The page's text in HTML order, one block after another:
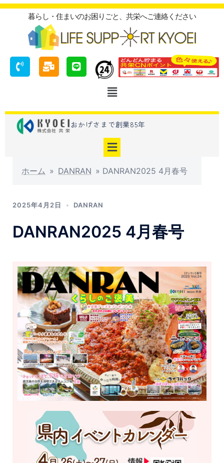
暮らし・住まいのお困りごと、共栄へご連絡ください